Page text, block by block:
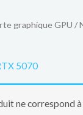
graphique GPU /
5070
ne correspond